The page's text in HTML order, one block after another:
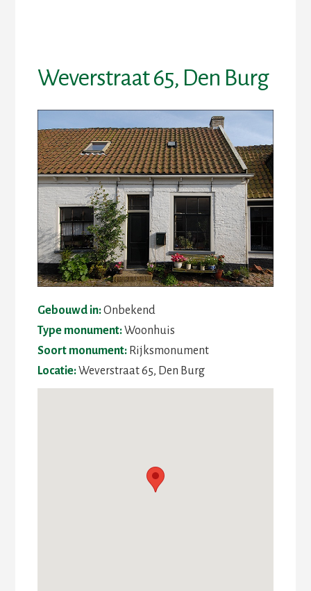
Weverstraat 65, Den Burg
Gebouwd in:Onbekend
Type monument:Woonhuis
Soort monument:Rijksmonument
Locatie:Weverstraat 65, Den Burg